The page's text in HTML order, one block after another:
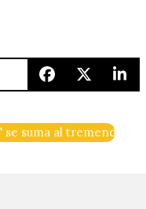
de ‘Con Todo El
se suma al tremendo